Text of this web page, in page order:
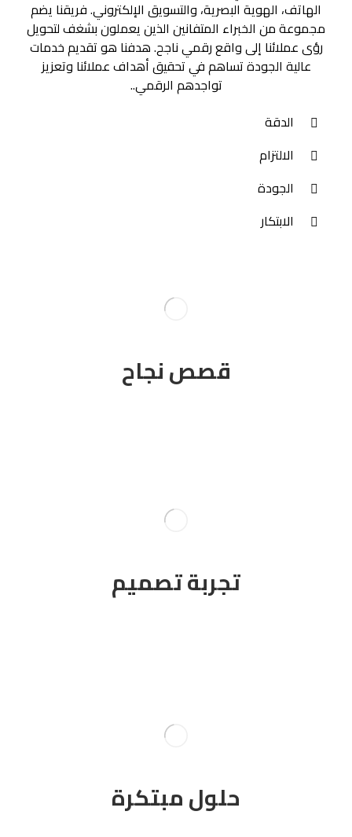
الهاتف، الهوية البصرية، والتسويق الإلكتروني. فريقنا يضم
مجموعة من الخبراء المتفانين الذين يعملون بشغف لتحويل
رؤى عملائنا إلى واقع رقمي ناجح. هدفنا هو تقديم خدمات
عالية الجودة تساهم في تحقيق أهداف عملائنا وتعزيز
تواجدهم الرقمي..
الدقة
الالتزام
الجودة
الابتكار
قصص نجاح
تجربة تصميم
حلول مبتكرة